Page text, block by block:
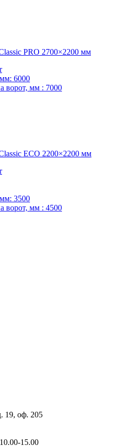
PRO 2700×2200 мм
6000
ворот, мм : 7000
ECO 2200×2200 мм
3500
ворот, мм : 4500
19, оф. 205
15.00